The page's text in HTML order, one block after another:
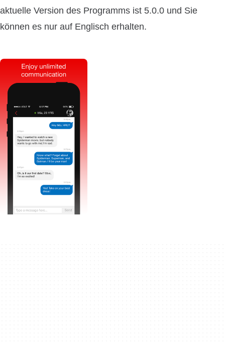
aktuelle Version des Programms ist 5.0.0 und Sie
können es nur auf Englisch erhalten.